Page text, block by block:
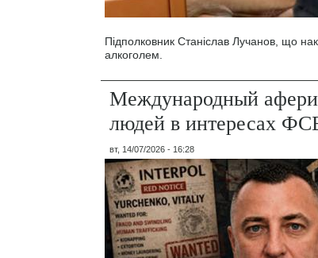
Підполковник Станіслав Лучанов, що
алкоголем.
Международный
людей в интересах
вт, 14/07/2026 - 16:28